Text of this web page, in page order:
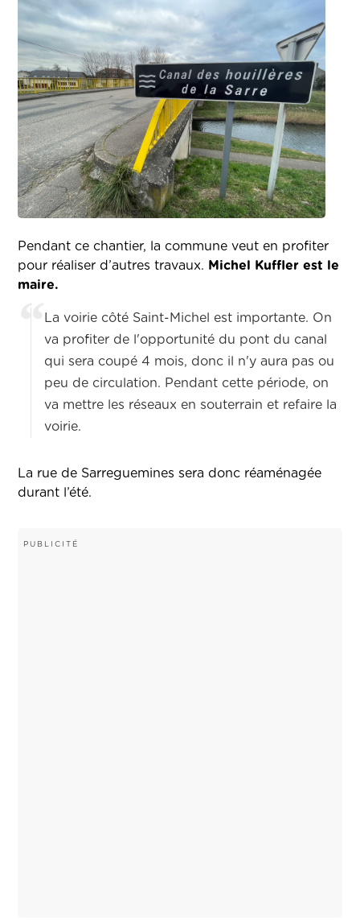
Pendant ce chantier, la commune veut en profiter
pour réaliser d’autres travaux. Michel Kuffler est le
maire.
La voirie côté Saint-Michel est importante. On
va profiter de l'opportunité du pont du canal
qui sera coupé 4 mois, donc il n'y aura pas ou
peu de circulation. Pendant cette période, on
va mettre les réseaux en souterrain et refaire la
voirie.
La rue de Sarreguemines sera donc réaménagée
durant l’été.